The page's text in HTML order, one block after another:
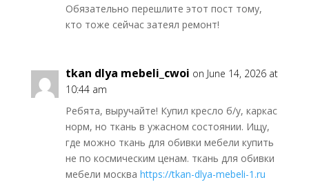
Обязательно перешлите этот пост тому,
кто тоже сейчас затеял ремонт!
tkan dlya mebeli_cwoi on June 14, 2026 at
10:44 am
Ребята, выручайте! Купил кресло б/у, каркас
норм, но ткань в ужасном состоянии. Ищу,
где можно ткань для обивки мебели купить
не по космическим ценам. ткань для обивки
мебели москва https://tkan-dlya-mebeli-1.ru